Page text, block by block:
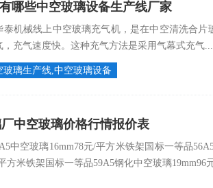
哪些中空玻璃设备生产线厂家
泰机械线上中空玻璃充气机，是在中空清洗合
，充气速度快。这种充气方法是采用气幕式充气...
玻璃生产线,中空玻璃设备
中空玻璃价格行情报价表
中空玻璃16mm78元/平方米铁架国标一等品
方米铁架国标一等品59A5钢化中空玻璃19mm96